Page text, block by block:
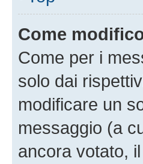
Come
Come per i
solo dai
modificare un
messaggio (a
ancora votato,